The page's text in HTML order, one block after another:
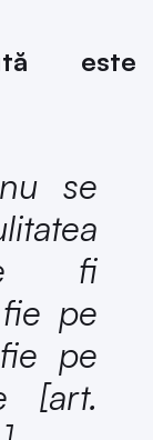
este
se
fi
pe
pe
[art.